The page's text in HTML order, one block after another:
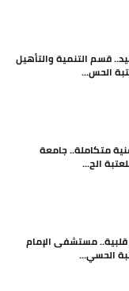
مستفيد.. قسم التنمية والتأهيل
الحس...
متكاملة.. جامعة
الح...
مستشفى الإمام
الحسي...